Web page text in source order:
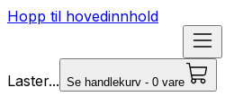
Hopp til hovedinnhold
Laster... Se handlekurv - 0 vare